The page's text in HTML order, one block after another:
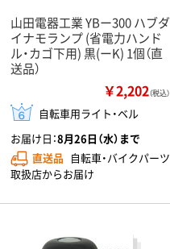
山田電器工業 YBー300 ハブダ
イナモランプ (省電力ハンド
ル・カゴ下用) 黒(ーK) 1個（直
送品）
￥2,202（税込）
自転車用ライト・ベル
お届け日：8月26日（水）まで
直送品 自転車・バイクパーツ
取扱店からお届け